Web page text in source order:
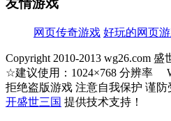
友情游戏
网页传奇游戏 好玩的网页
Copyright 2010-2013 wg26.com
☆建议使用：1024×768 分辨率
拒绝盗版游戏 注意自我保护 谨
开盛世三国 提供技术支持！